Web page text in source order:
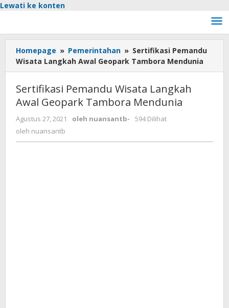
Lewati ke konten
Homepage » Pemerintahan » Sertifikasi Pemandu
Wisata Langkah Awal Geopark Tambora Mendunia
Sertifikasi Pemandu Wisata Langkah
Awal Geopark Tambora Mendunia
Agustus 27, 2021 oleh nuansantb-
594 Dilihat
oleh nuansantb